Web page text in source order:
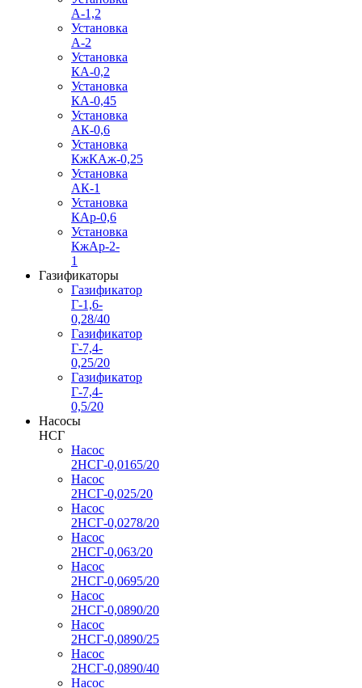
А-1,2
Установка
А-2
Установка
КА-0,2
Установка
КА-0,45
Установка
АК-0,6
Установка
КжКАж-0,25
Установка
АК-1
Установка
КАр-0,6
Установка
КжАр-2-
1
Газификаторы
Газификатор
Г-1,6-
0,28/40
Газификатор
Г-7,4-
0,25/20
Газификатор
Г-7,4-
0,5/20
Насосы
НСГ
Насос
2НСГ-0,0165/20
Насос
2НСГ-0,025/20
Насос
2НСГ-0,0278/20
Насос
2НСГ-0,063/20
Насос
2НСГ-0,0695/20
Насос
2НСГ-0,0890/20
Насос
2НСГ-0,0890/25
Насос
2НСГ-0,0890/40
Насос